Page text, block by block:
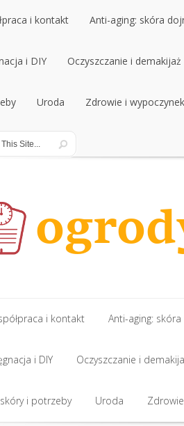
i kontakt
i kontakt
Anti-aging: skóra
Anti-aging: skóra
i DIY
i DIY
Oczyszczanie i demakijaż
Oczyszczanie i demakijaż
Uroda
Uroda
Zdrowie i wypoczynek
i kontakt
i kontakt
Anti-aging: skóra
Anti-aging: skóra
i DIY
i DIY
Oczyszczanie i
Oczyszczanie i
i potrzeby Uroda